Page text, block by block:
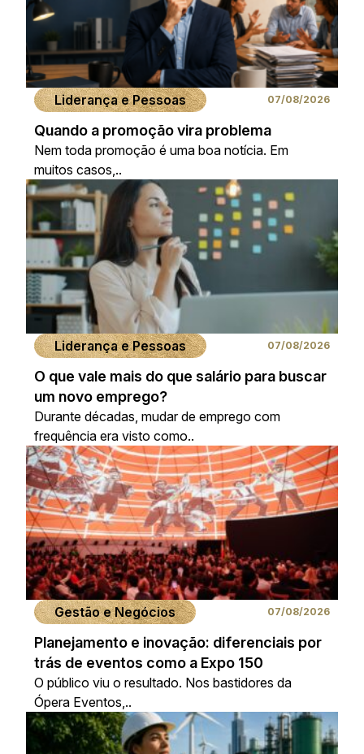
Liderança e Pessoas 07/08/2026
Quando a promoção vira problema
Nem toda promoção é uma boa notícia. Em
muitos casos,..
Liderança e Pessoas 07/08/2026
O que vale mais do que salário para buscar
um novo emprego?
Durante décadas, mudar de emprego com
frequência era visto como..
Gestão e Negócios 07/08/2026
Planejamento e inovação: diferenciais por
trás de eventos como a Expo 150
O público viu o resultado. Nos bastidores da
Ópera Eventos,..